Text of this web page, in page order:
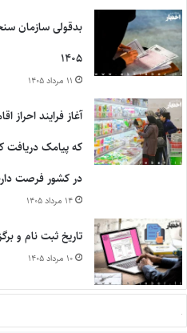
بدقولی سازمان
۱۴۰۵
۱۱ مرداد ۱۴۰۵
آغاز فرایند احراز
که پیامک دریافت
در کشور فرصت
۱۴ مرداد ۱۴۰۵
تاریخ ثبت نام و
۱۰ مرداد ۱۴۰۵